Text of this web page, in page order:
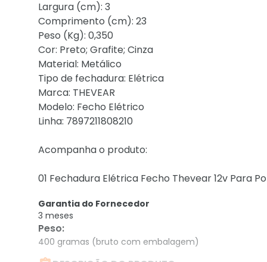
Largura (cm): 3
Comprimento (cm): 23
Peso (Kg): 0,350
Cor: Preto; Grafite; Cinza
Material: Metálico
Tipo de fechadura: Elétrica
Marca: THEVEAR
Modelo: Fecho Elétrico
Linha: 7897211808210
Acompanha o produto:
01 Fechadura Elétrica Fecho Thevear 12v Para
Garantia do Fornecedor
3 meses
Peso:
400 gramas (bruto com embalagem)